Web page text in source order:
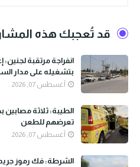
قد تُعجبك هذه
انفراجة مرتقبة لجنين:
بتشغيله على مدار
أغسطس 07, 2026
الطيبة: ثلاثة
تعرضهم للطعن
أغسطس 07, 2026
الشرطة: فك رموز